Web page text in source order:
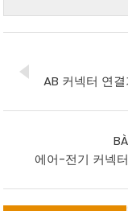
AB 커넥터 연
에어-전기 커넥